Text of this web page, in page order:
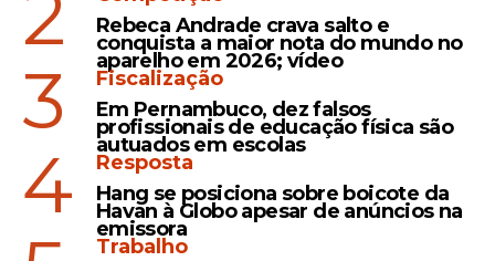
Rebeca Andrade crava salto e
conquista a maior nota do mundo no
aparelho em 2026; vídeo
3
Fiscalização
Em Pernambuco, dez falsos
profissionais de educação física são
autuados em escolas
4
Resposta
Hang se posiciona sobre boicote da
Havan à Globo apesar de anúncios na
emissora
Trabalho